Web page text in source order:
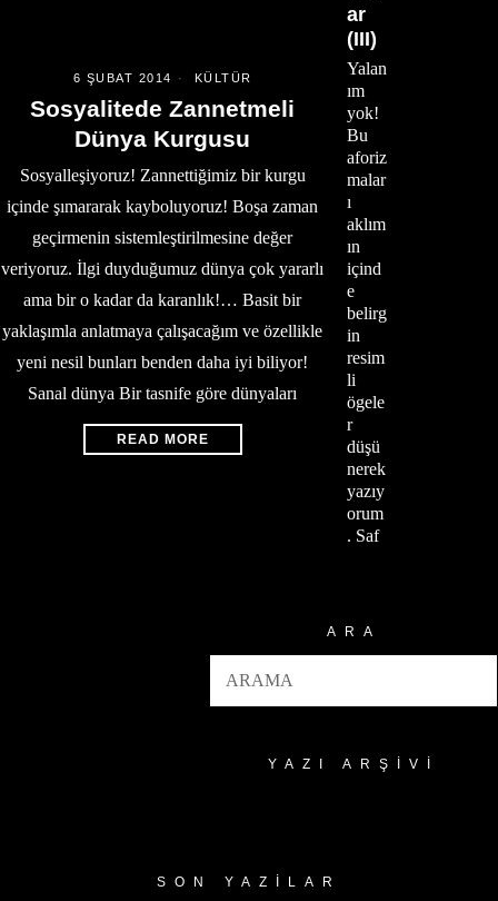
6 ŞUBAT 2014 KÜLTÜR
Sosyalitede Zannetmeli
Dünya Kurgusu
Sosyalleşiyoruz! Zannettiğimiz bir kurgu
içinde şımararak kayboluyoruz! Boşa zaman
geçirmenin sistemleştirilmesine değer
veriyoruz. İlgi duyduğumuz dünya çok yararlı
ama bir o kadar da karanlık!… Basit bir
yaklaşımla anlatmaya çalışacağım ve özellikle
yeni nesil bunları benden daha iyi biliyor!
Sanal dünya Bir tasnife göre dünyaları
READ MORE
ar
(III)
Yalan
ım
yok!
Bu
aforiz
malar
ı
aklım
ın
içind
e
belirg
in
resim
li
ögele
r
düşü
nerek
yazıy
orum
. Saf
ARA
YAZI ARŞIVI
SON YAZILAR